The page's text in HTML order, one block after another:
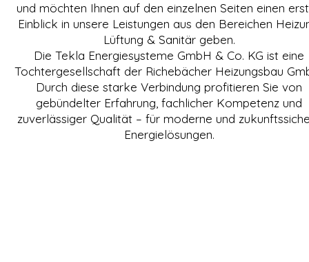
und möchten Ihnen auf den einzelnen Seiten einen
Einblick in unsere Leistungen aus den Bereichen
Lüftung & Sanitär geben.
Die Tekla Energiesysteme GmbH & Co. KG ist eine
Tochtergesellschaft der Richebächer Heizungsbau
Durch diese starke Verbindung profitieren Sie von
gebündelter Erfahrung, fachlicher Kompetenz und
zuverlässiger Qualität – für moderne und
Energielösungen.